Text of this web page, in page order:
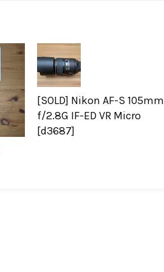
[SOLD] Nikon AF-S 105mm
f/2.8G IF-ED VR Micro
[d3687]